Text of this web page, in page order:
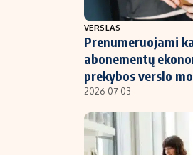
NT ir statybos
VERSLAS
Prenumeruojami
abonementų
prekybos verslo
2026-07-03